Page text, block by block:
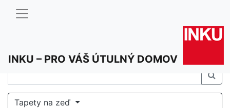
INKU – PRO VÁŠ ÚTULNÝ DOMOV
Tapety na zeď